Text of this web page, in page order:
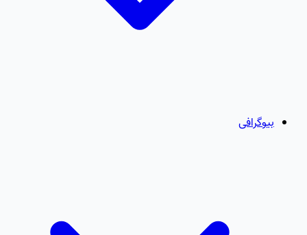
بیوگرافی